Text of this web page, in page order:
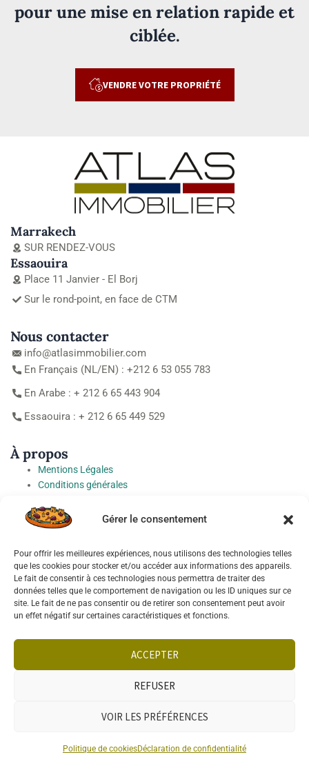
Gérer le consentement
Pour offrir les meilleures expériences, nous utilisons des technologies telles
que les cookies pour stocker et/ou accéder aux informations des appareils.
Le fait de consentir à ces technologies nous permettra de traiter des
données telles que le comportement de navigation ou les ID uniques sur ce
site. Le fait de ne pas consentir ou de retirer son consentement peut avoir
un effet négatif sur certaines caractéristiques et fonctions.
ACCEPTER
REFUSER
VOIR LES PRÉFÉRENCES
Politique de cookiesDéclaration de confidentialité
pour une mise en relation rapide et
ciblée.
VENDRE VOTRE PROPRIÉTÉ
Marrakech
SUR RENDEZ-VOUS
Essaouira
Place 11 Janvier - El Borj
Sur le rond-point, en face de CTM
Nous contacter
info@atlasimmobilier.com
En Français (NL/EN) : +212 6 53 055 783
En Arabe : + 212 6 65 443 904
Essaouira : + 212 6 65 449 529
À propos
Mentions Légales
Conditions générales
Charte de protection des Données à caractère personnel
Préférences cookies
Socials